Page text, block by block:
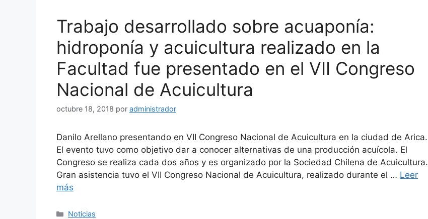
Trabajo desarrollado sobre acuaponía:
hidroponía y acuicultura realizado en la
Facultad fue presentado en el VII Congreso
Nacional de Acuicultura
octubre 18, 2018 por administrador
Danilo Arellano presentando en VII Congreso Nacional de Acuicultura en la ciudad de Arica.
El evento tuvo como objetivo dar a conocer alternativas de una producción acuícola. El
Congreso se realiza cada dos años y es organizado por la Sociedad Chilena de Acuicultura.
Gran asistencia tuvo el VII Congreso Nacional de Acuicultura, realizado durante el … Leer
más
Categorías
Noticias